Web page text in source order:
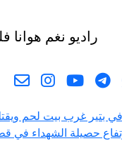
راديو نغم هوانا
حصيلة الشهداء في قطاع غزة إلى 73,381 والإصابات